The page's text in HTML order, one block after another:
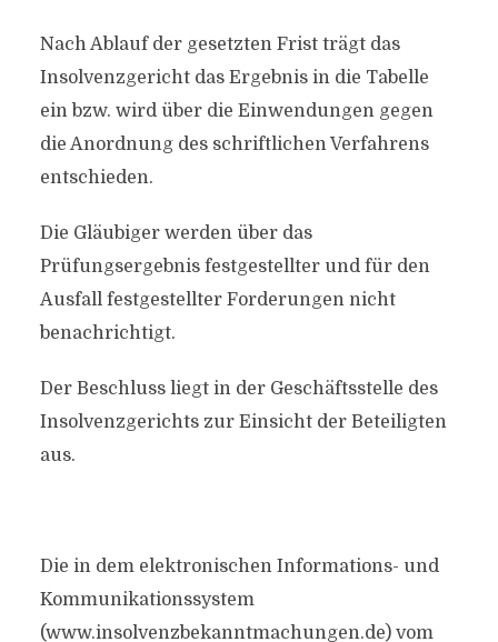
Nach Ablauf der gesetzten Frist trägt das
Insolvenzgericht das Ergebnis in die Tabelle
ein bzw. wird über die Einwendungen gegen
die Anordnung des schriftlichen Verfahrens
entschieden.
Die Gläubiger werden über das
Prüfungsergebnis festgestellter und für den
Ausfall festgestellter Forderungen nicht
benachrichtigt.
Der Beschluss liegt in der Geschäftsstelle des
Insolvenzgerichts zur Einsicht der Beteiligten
aus.
Die in dem elektronischen Informations- und
Kommunikationssystem
(www.insolvenzbekanntmachungen.de) vom